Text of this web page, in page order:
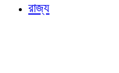
রাজ্য